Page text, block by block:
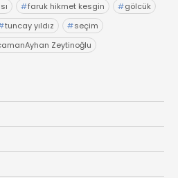
#faruk hikmet kesgin #gölcük
tuncay yıldız #seçim
Zeytinoğlu